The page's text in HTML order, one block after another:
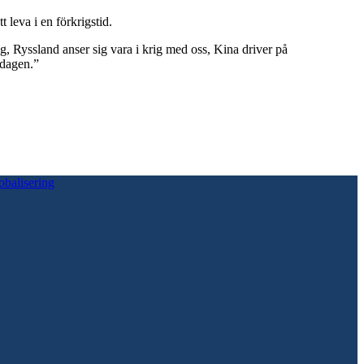
leva i en förkrigstid.
Ryssland anser sig vara i krig med oss, Kina driver på